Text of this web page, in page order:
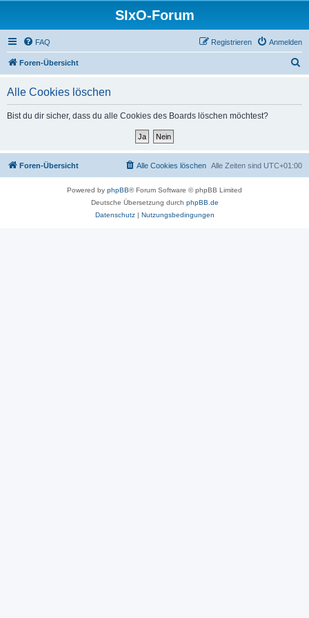
SIxO-Forum
FAQ Anmelden
Registrieren
Foren-Übersicht
Alle Cookies löschen
Bist du dir sicher, dass du alle Cookies des Boards löschen möchtest?
Foren-Übersicht Alle Zeiten sind UTC+01:00
Alle Cookies löschen
Powered by phpBB® Forum Software © phpBB Limited
Deutsche Übersetzung durch phpBB.de
Datenschutz| Nutzungsbedingungen